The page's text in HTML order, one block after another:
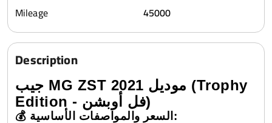
Mileage
45000
Description
جيب MG ZST موديل 2021 (Trophy
Edition - فل أوبشن)
💰 السعر والمواصفات الأساسية: